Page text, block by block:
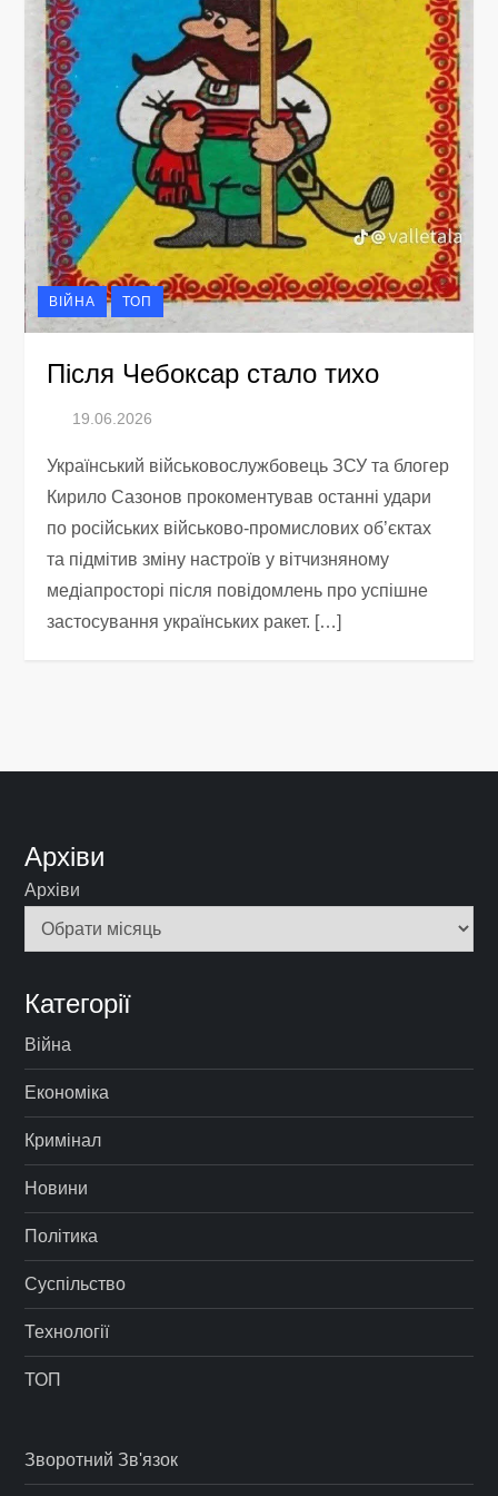
ВІЙНА ТОП
Після Чебоксар стало тихо
Український військовослужбовець ЗСУ та блогер
Кирило Сазонов прокоментував останні удари
по російських військово-промислових об’єктах
та підмітив зміну настроїв у вітчизняному
медіапросторі після повідомлень про успішне
застосування українських ракет. […]
Архіви
Архіви
Категорії
Війна
Економіка
Кримінал
Новини
Політика
Суспільство
Технології
ТОП
Зворотний Зв'язок